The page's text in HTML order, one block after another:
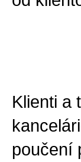
Klienti a
poučení